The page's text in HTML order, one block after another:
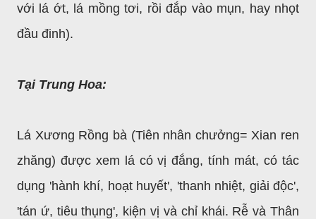
với lá ớt, lá mồng tơi, rồi đắp vào mụn, hay nhọt
đầu đinh).
Tại Trung Hoa:
Lá Xương Rồng bà (Tiên nhân chưởng= Xian ren
zhăng) được xem lá có vị đắng, tính mát, có tác
dụng 'hành khí, hoạt huyết', 'thanh nhiệt, giải độc',
'tán ứ, tiêu thụng', kiện vị và chỉ khái. Rễ và Thân